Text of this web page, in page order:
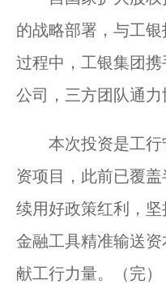
的战略部署，与工
过程中，工银集团
公司，三方团队通
本次投资是工行
资项目，此前已覆
续用好政策红利，
金融工具精准输送
献工行力量。（完）